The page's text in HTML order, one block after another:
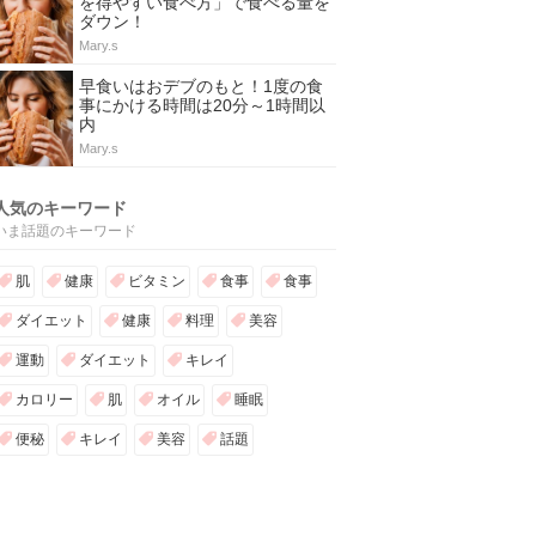
ダウン！
Mary.s
早食いはおデブのもと！1度の食
事にかける時間は20分～1時間以
内
Mary.s
気のキーワード
ま話題のキーワード
肌 健康 ビタミン 食事 食事
ダイエット 健康 料理 美容
運動 ダイエット キレイ
カロリー 肌 オイル 睡眠
便秘 キレイ 美容 話題